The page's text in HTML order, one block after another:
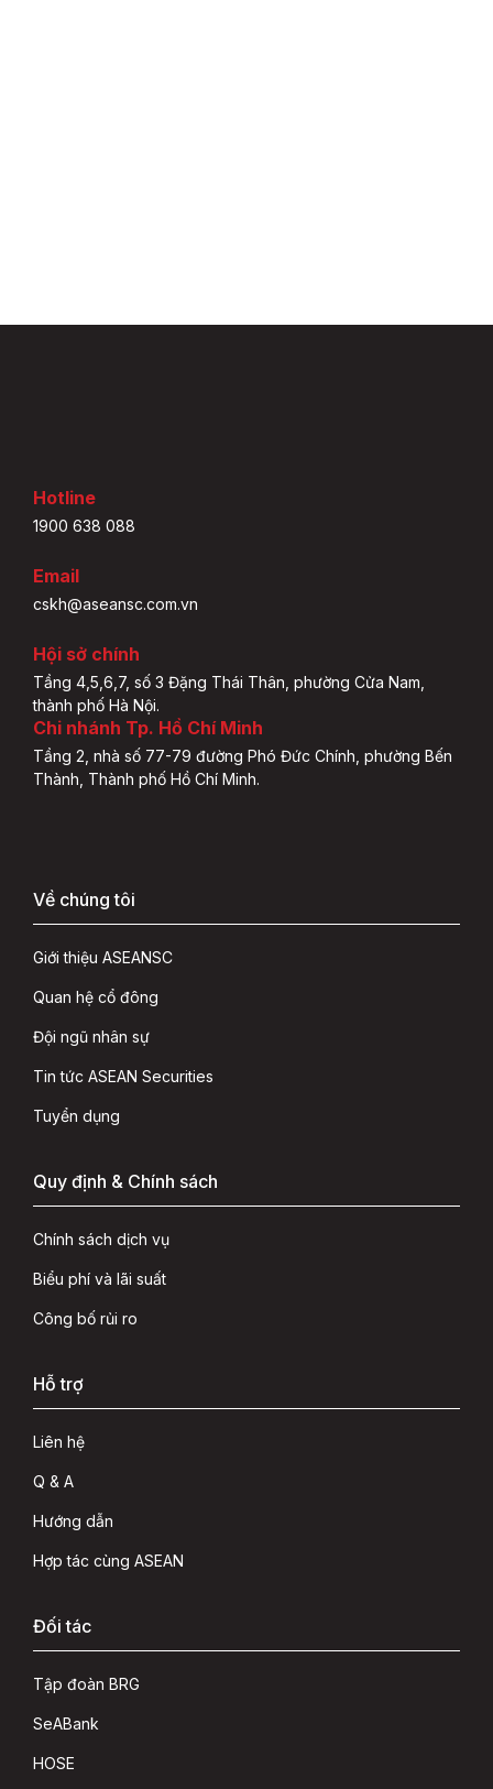
Hotline
1900 638 088
Email
cskh@aseansc.com.vn
Hội sở chính
Tầng 4,5,6,7, số 3 Đặng Thái Thân, phường Cửa Nam,
thành phố Hà Nội.
Chi nhánh Tp. Hồ Chí Minh
Tầng 2, nhà số 77-79 đường Phó Đức Chính, phường Bến
Thành, Thành phố Hồ Chí Minh.
Về chúng tôi
Giới thiệu ASEANSC
Quan hệ cổ đông
Đội ngũ nhân sự
Tin tức ASEAN Securities
Tuyển dụng
Quy định & Chính sách
Chính sách dịch vụ
Biểu phí và lãi suất
Công bố rủi ro
Hỗ trợ
Liên hệ
Q & A
Hướng dẫn
Hợp tác cùng ASEAN
Đối tác
Tập đoàn BRG
SeABank
HOSE